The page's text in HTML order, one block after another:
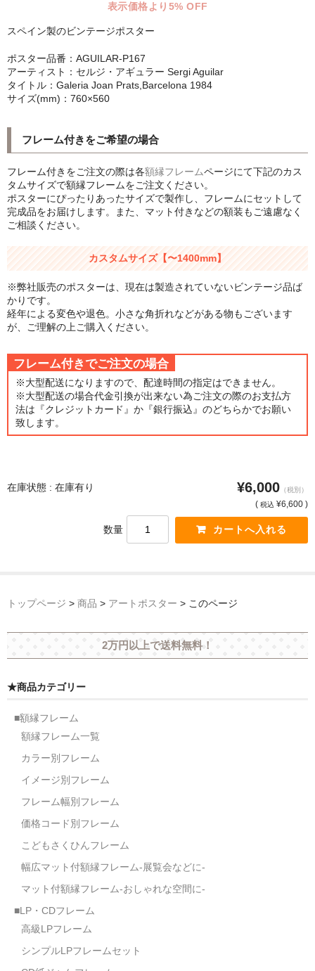
CD紙ジャケフレーム
アートポスター
エンゾ・マーリ【Enzo Mari】
ダネーゼ【DANESE MILANO】
フォトアートポスター
Folon
猫・ねこ・ネコ
額装品
額装品一覧
カッズミイダ×手塚治虫額装
スペイン製アートポスター額装
フランス製モノクロフォト額装
セール
お買物ガイド
額縁の仕様
支払方法・送料・納期
よくあるご質問
お問い合わせフォーム
メンバー
カート
ショップ
会社案内
サイトマップ
表示価格より5% OFF
スペイン製のビンテージポスター
ポスター品番：AGUILAR-P167
アーティスト：セルジ・アギュラー Sergi Aguilar
タイトル：Galeria Joan Prats,Barcelona 1984
サイズ(mm)：760×560
フレーム付きをご希望の場合
フレーム付きをご注文の際は各額縁フレームページにて下記のカス
タムサイズで額縁フレームをご注文ください。
ポスターにぴったりあったサイズで製作し、フレームにセットして
完成品をお届けします。また、マット付きなどの額装もご遠慮なく
ご相談ください。
カスタムサイズ【〜1400mm】
※弊社販売のポスターは、現在は製造されていないビンテージ品ば
かりです。
経年による変色や退色。小さな角折れなどがある物もございます
が、ご理解の上ご購入ください。
フレーム付きでご注文の場合
※大型配送になりますので、配達時間の指定はできません。
※大型配送の場合代金引換が出来ない為ご注文の際のお支払方
法は『クレジットカード』か『銀行振込』のどちらかでお願い
致します。
在庫状態 : 在庫有り ¥6,000 （税別）
( 税込 ¥6,600 )
数量
トップページ > 商品 > アートポスター > このページ
2万円以上で送料無料！
★商品カテゴリー
■額縁フレーム
額縁フレーム一覧
カラー別フレーム
イメージ別フレーム
フレーム幅別フレーム
価格コード別フレーム
こどもさくひんフレーム
幅広マット付額縁フレーム-展覧会などに-
マット付額縁フレーム-おしゃれな空間に-
■LP・CDフレーム
高級LPフレーム
シンプルLPフレームセット